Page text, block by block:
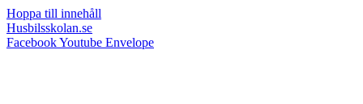
Hoppa till innehåll
Husbilsskolan.se
FacebookYoutube Envelope